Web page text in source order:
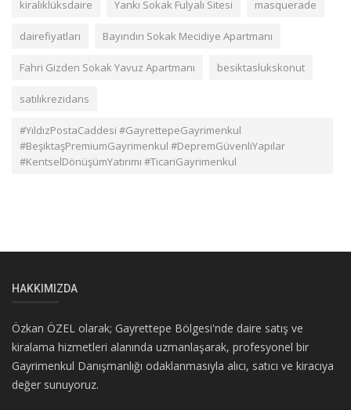
kiralıklüksdaire Yankı Sokak Fulyalı Sitesi masquerade
dairefiyatları Bayındırı Sokak Mecidiye Apartmanı
Fahri Gizden Sokak Yavuz Apartmanı besiktaslukskonut
satılıkrezidans
#YıldızPostaCaddesi #GayrettepeGayrimenkul
#BeşiktaşPremiumGayrimenkul #DepremGüvenliYapılar
#KentselDönüşümYatırımı #TicariGayrimenkul
HAKKIMIZDA
Özkan ÖZEL olarak; Gayrettepe Bölgesi'nde daire satış ve
kiralama hizmetleri alanında uzmanlaşarak, profesyonel bir
Gayrimenkul Danışmanlığı odaklanmasıyla alıcı, satıcı ve kiracıya
değer sunuyoruz.